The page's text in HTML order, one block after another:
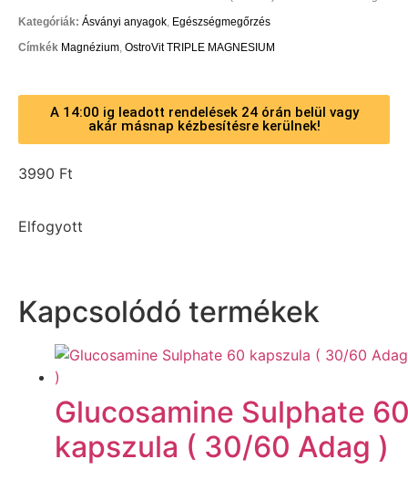
Kategóriák: Ásványi anyagok, Egészségmegőrzés
Címkék Magnézium, OstroVit TRIPLE MAGNESIUM
A 14:00 ig leadott rendelések 24 órán belül vagy
akár másnap kézbesítésre kerülnek!
3990 Ft
Elfogyott
Kapcsolódó termékek
Glucosamine Sulphate
kapszula ( 30/60 Adag )